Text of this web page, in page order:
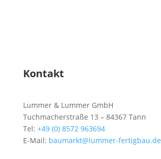
Kontakt
Lummer & Lummer GmbH
Tuchmacherstraße 13 – 84367 Tann
Tel: +49 (0) 8572 963694
E-Mail: baumarkt@lummer-fertigbau.de